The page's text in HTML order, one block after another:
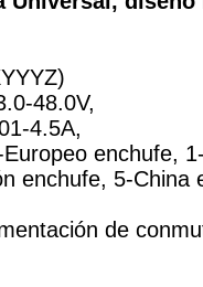
48.0V,
4.5A,
enchufe,
enchufe, 5-China
de